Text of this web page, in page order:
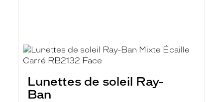
Lunettes de soleil Ray-
Ban